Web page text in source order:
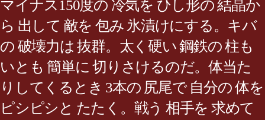
マイナス150度の 冷気を ひし形の 結晶か
ら 出して 敵を 包み 氷漬けにする。キバ
の 破壊力は 抜群。太く硬い 鋼鉄の 柱も
いとも 簡単に 切りさけるのだ。体当た
りしてくるとき 3本の 尻尾で 自分の 体を
ピシピシと たたく。戦う 相手を 求めて